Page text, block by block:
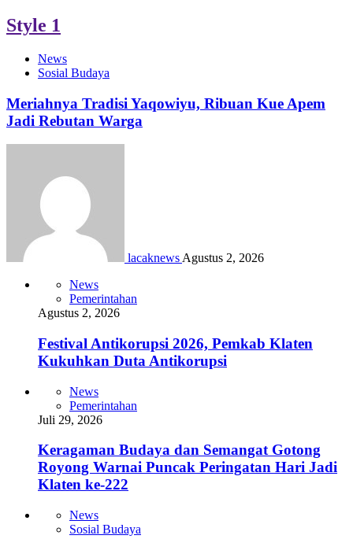
Style 1
News
Sosial Budaya
Meriahnya Tradisi Yaqowiyu, Ribuan Kue Apem
Jadi Rebutan Warga
lacaknews Agustus 2, 2026
News
Pemerintahan
Agustus 2, 2026
Festival Antikorupsi 2026, Pemkab Klaten
Kukuhkan Duta Antikorupsi
News
Pemerintahan
Juli 29, 2026
Keragaman Budaya dan Semangat Gotong
Royong Warnai Puncak Peringatan Hari Jadi
Klaten ke-222
News
Sosial Budaya